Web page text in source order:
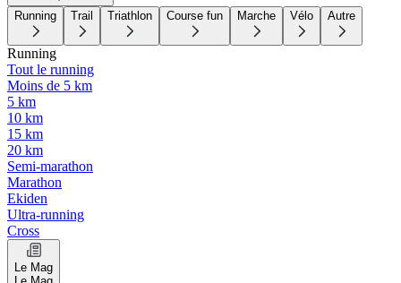
Running Trail Triathlon Course fun Marche Vélo Autre
Running
Tout le running
Moins de 5 km
5 km
10 km
15 km
20 km
Semi-marathon
Marathon
Ekiden
Ultra-running
Cross
Le Mag